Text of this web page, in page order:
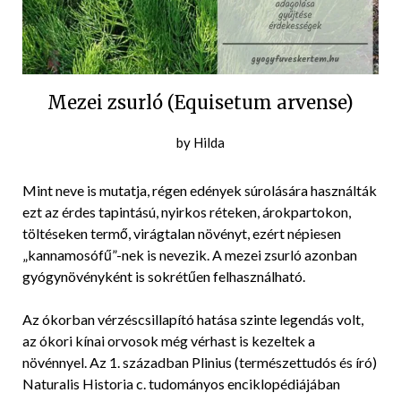
Mezei zsurló (Equisetum arvense)
Posted
2016-
06-
03
by Hilda
Mint neve is mutatja, régen edények súrolására használták
ezt az érdes tapintású, nyirkos réteken, árokpartokon,
töltéseken termő, virágtalan növényt, ezért népiesen
„kannamosófű”-nek is nevezik. A mezei zsurló azonban
gyógynövényként is sokrétűen felhasználható.
Az ókorban vérzéscsillapító hatása szinte legendás volt,
az ókori kínai orvosok még vérhast is kezeltek a
növénnyel. Az 1. században Plinius (természettudós és író)
Naturalis Historia c. tudományos enciklopédiájában